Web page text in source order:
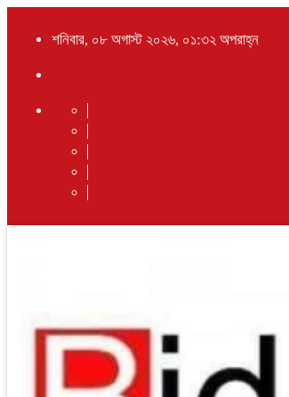
শনিবার, ০৮ অগাস্ট ২০২৬, ০১:৩২ অপরাহ্ন